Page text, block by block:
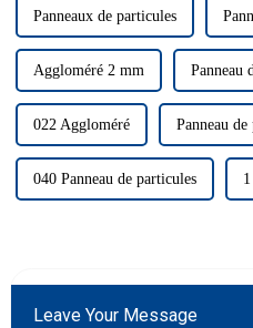
Panneaux de particules
Aggloméré 2 mm Panneau
022 Aggloméré Panneau
040 Panneau de particules
Leave Your Message